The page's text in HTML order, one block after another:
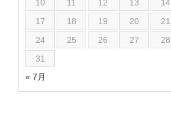
« 7月
10
11 12 13 14
17
18 19 20 21
24
25 26 27 28
31